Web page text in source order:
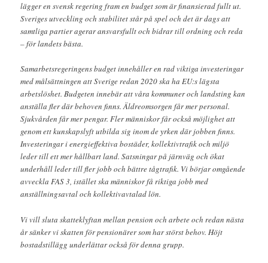
lägger en svensk regering fram en budget som är finansierad fullt ut.
Sveriges utveckling och stabilitet står på spel och det är dags att
samtliga partier agerar ansvarsfullt och bidrar till ordning och reda
– för landets bästa.
Samarbetsregeringens budget innehåller en rad viktiga investeringar
med målsättningen att Sverige redan 2020 ska ha EU:s lägsta
arbetslöshet. Budgeten innebär att våra kommuner och landsting kan
anställa fler där behoven finns. Äldreomsorgen får mer personal.
Sjukvården får mer pengar. Fler människor får också möjlighet att
genom ett kunskapslyft utbilda sig inom de yrken där jobben finns.
Investeringar i energieffektiva bostäder, kollektivtrafik och miljö
leder till ett mer hållbart land. Satsningar på järnväg och ökat
underhåll leder till fler jobb och bättre tågtrafik. Vi börjar omgående
avveckla FAS 3, istället ska människor få riktiga jobb med
anställningsavtal och kollektivavtalad lön.
Vi vill sluta skatteklyftan mellan pension och arbete och redan nästa
år sänker vi skatten för pensionärer som har störst behov. Höjt
bostadstillägg underlättar också för denna grupp.